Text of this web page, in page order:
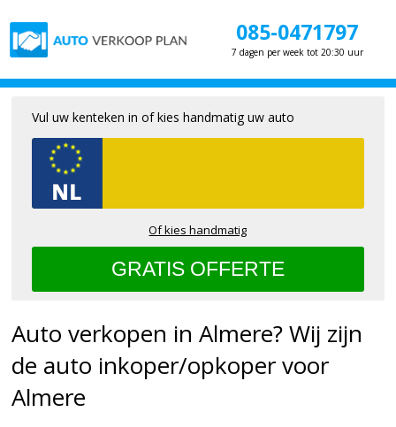
085-0471797
7 dagen per week tot 20:30 uur
Auto verkopen in Almere? Wij zijn
de auto inkoper/opkoper voor
Almere
Vul uw kenteken in of kies handmatig uw auto
Of kies handmatig